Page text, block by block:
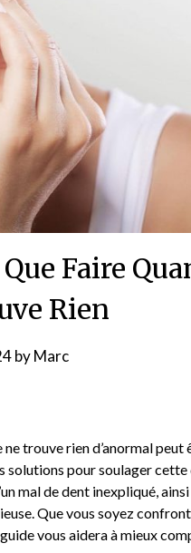
Faire
Rien
byMarc
trouve rien d’anormal peut
pour soulager cette
mal de dent inexpliqué, ainsi
Que vous soyez
vous aidera à mieux